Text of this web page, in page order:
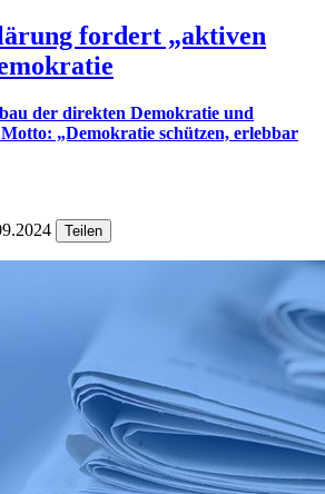
fordert „aktiven
der direkten Demokratie und
„Demokratie schützen, erlebbar
Teilen